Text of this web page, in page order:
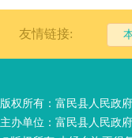
友情链接:
版权所有：富民县人民政
主办单位：富民县人民政府